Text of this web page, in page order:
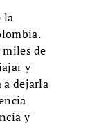
la
de
y
a dejarla
y